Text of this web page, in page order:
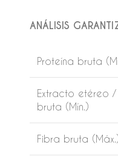
ANÁLISIS
Proteína bruta
Extracto etéreo
bruta (Mín.)
Fibra bruta